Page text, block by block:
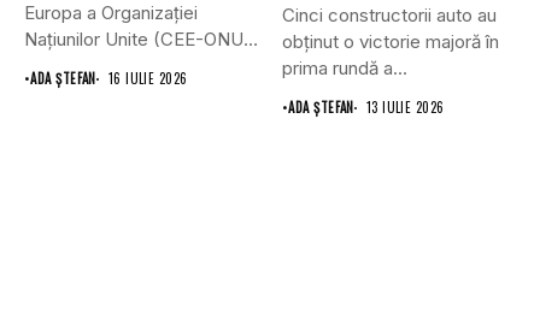
Europa a Organizației
Națiunilor Unite (CEE-ONU)
a adoptat primul...
•ADA ȘTEFAN 16 IULIE 2026
Cinci constructorii auto au
obținut o victorie majoră în
prima rundă a...
•ADA ȘTEFAN 13 IULIE 2026